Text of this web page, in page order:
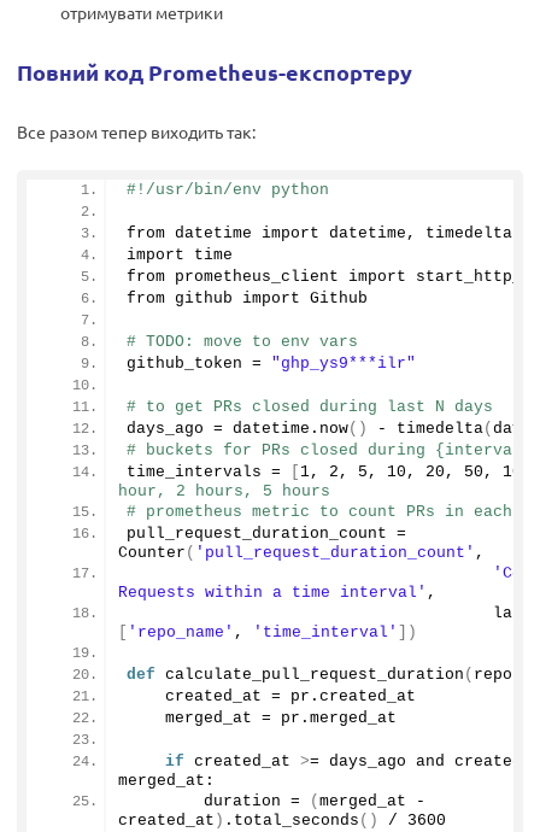
отримувати метрики
Повний код Prometheus-експортеру
Все разом тепер виходить так:
#!/usr/bin/env python
from datetime import datetime, timedelta
import time
from prometheus_client import
from github import Github
# TODO: move to env vars
github_token = "ghp_ys9***ilr"
# to get PRs closed during last N days
days_ago = datetime. now() - timedelta( days=
# buckets for PRs closed during {interval}
time_intervals =
1, 2 , 5 , 10 , 20 , 50 , 100
hour, 2 hours, 5 hours
# prometheus metric to count PRs in each
Counter ( 'pull_request_duration_count' ,
Requests within a time interval' ,
'repo_name' , 'time_interval' ])
def calculate_pull_request_duration (
    created_at = pr.
created_at
    merged_at = pr.
merged_at
if created_at >= days_ago and
merged_at:
        duration =
( merged_at -
created_at ) . total_seconds () / 3600